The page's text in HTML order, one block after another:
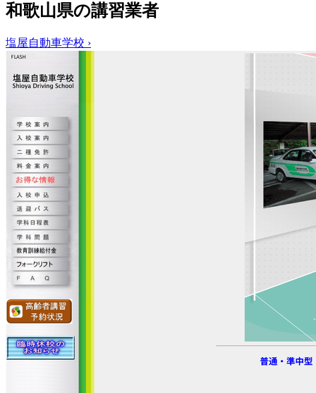
和歌山県の講習業者
塩屋自動車学校 ›